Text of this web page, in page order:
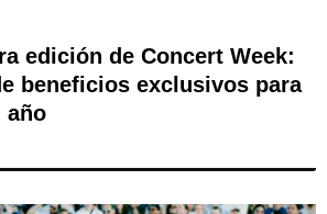
edición de Concert Week:
beneficios exclusivos para
año